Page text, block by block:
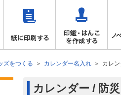
ズをつくる カレンダー名入れ カレ
カレンダー / 防